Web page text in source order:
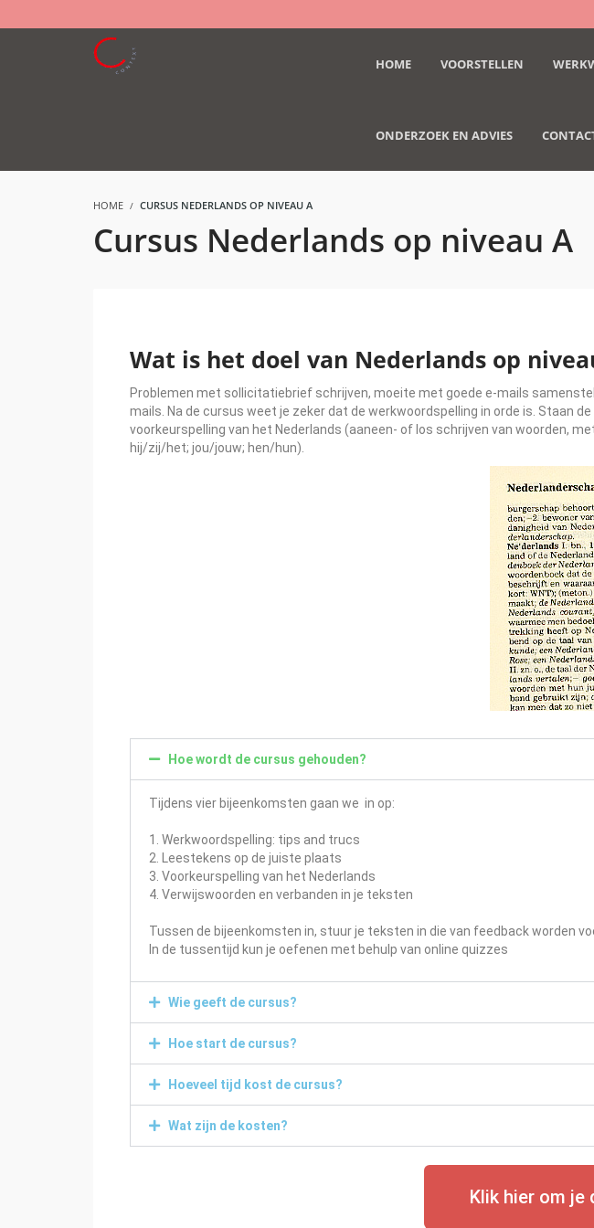
HOME VOORSTELLEN
ONDERZOEK EN ADVIES
HOME CURSUS NEDERLANDS OP NIVEAU A
Cursus Nederlands op niveau A
Wat is het doel van Nederlands op
Problemen met sollicitatiebrief schrijven, moeite met goede e-mails
mails. Na de cursus weet je zeker dat de werkwoordspelling in orde is. Staan
voorkeurspelling van het Nederlands (aaneen- of los schrijven van woorden,
hij/zij/het; jou/jouw; hen/hun).
Hoe wordt de cursus gehouden?
Tijdens vier bijeenkomsten gaan we in op:
1. Werkwoordspelling: tips and trucs
2. Leestekens op de juiste plaats
3. Voorkeurspelling van het Nederlands
4. Verwijswoorden en verbanden in je teksten
Tussen de bijeenkomsten in, stuur je teksten in die van feedback worden
In de tussentijd kun je oefenen met behulp van online quizzes
Wie geeft de cursus?
Hoe start de cursus?
Hoeveel tijd kost de cursus?
Wat zijn de kosten?
Klik hier om